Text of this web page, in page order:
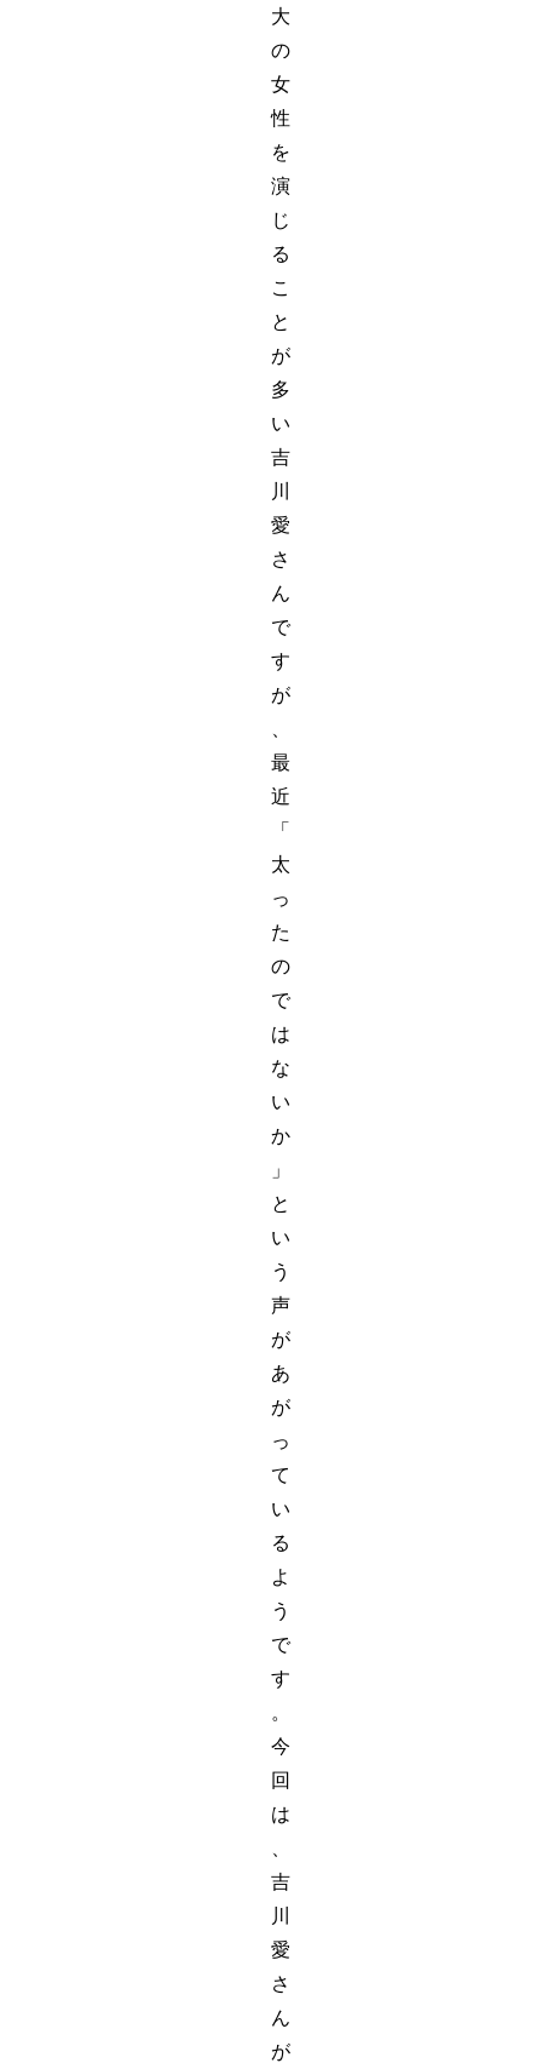
大
の
女
性
を
演
じ
る
こ
と
が
多
い
吉
川
愛
さ
ん
で
す
が
最
近
「
太
っ
た
の
で
は
な
い
か
」
と
い
う
声
が
あ
が
っ
て
い
る
よ
う
で
す
。
今
回
は
吉
川
愛
さ
ん
が